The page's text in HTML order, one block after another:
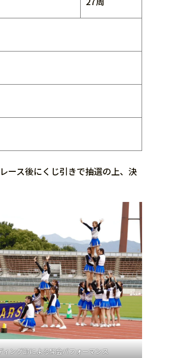
ース後にくじ引きで抽選の上、決
ィング部による開会パフォーマンス